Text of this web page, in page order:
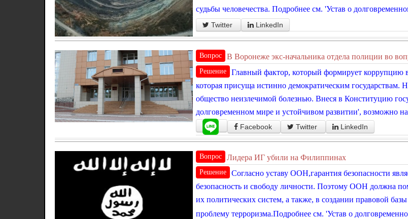
судьбы человечества. Подробнее см. 'Устав о
Twitter
LinkedIn
Вопрос В Воронеже экс-начальника отдела полиции во
Решение
Главный фактор, который формирует коррупцию
которая присуща истинно демократическим государствам.
общество неизлечимой болезнью. Внеся в Конституцию
долговременном мире и устойчивом развитии', возможно
Facebook Twitter LinkedIn
Вопрос Лидера ИГ убили на Филиппинах
Решение
Согласно уставу ООН,гарантия безопасности
безопасность и свободу личности. Поэтому ООН должна
их политических систем, а также, в создании правовой
проблему терроризма.Подробнее см. 'Устав о